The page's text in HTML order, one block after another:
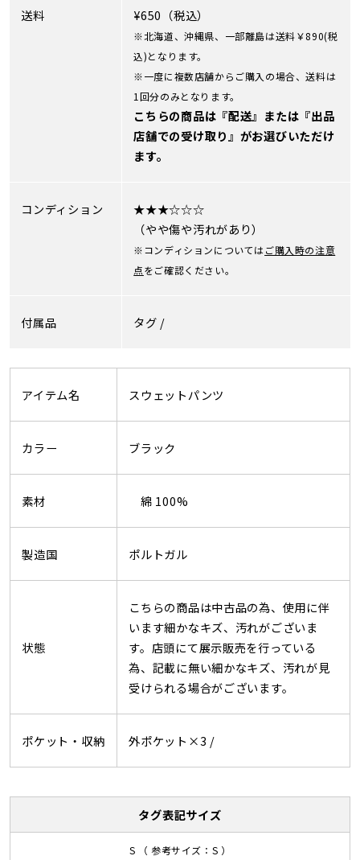
送料 ¥650（税込）
※北海道、沖縄県、一部離島は送料￥890(税
込)となります。
※一度に複数店舗からご購入の場合、送料は
1回分のみとなります。
こちらの商品は『配送』または『出品
店舗での受け取り』がお選びいただけ
ます。
コンディション
★★★☆☆☆
（やや傷や汚れがあり）
※コンディションについてはご購入時の注意
点をご確認ください。
付属品 タグ /
アイテム名 スウェットパンツ
カラー ブラック
素材 綿 100%
製造国 ポルトガル
状態
こちらの商品は中古品の為、使用に伴
います細かなキズ、汚れがございま
す。店頭にて展示販売を行っている
為、記載に無い細かなキズ、汚れが見
受けられる場合がございます。
ポケット・収納 外ポケット×3 /
タグ表記サイズ
S （ 参考サイズ：S ）